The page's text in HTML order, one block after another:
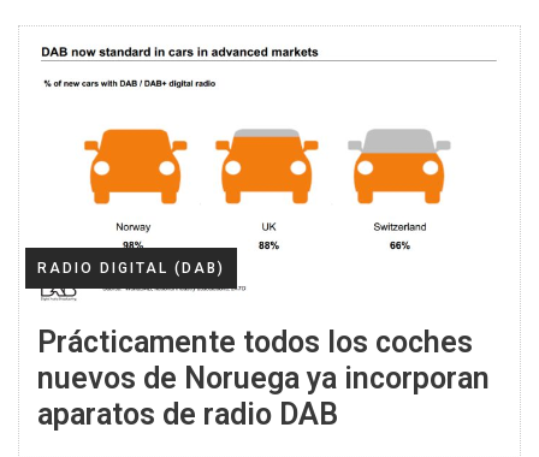
RADIO DIGITAL (DAB)
Prácticamente todos los coches
nuevos de Noruega ya incorporan
aparatos de radio DAB